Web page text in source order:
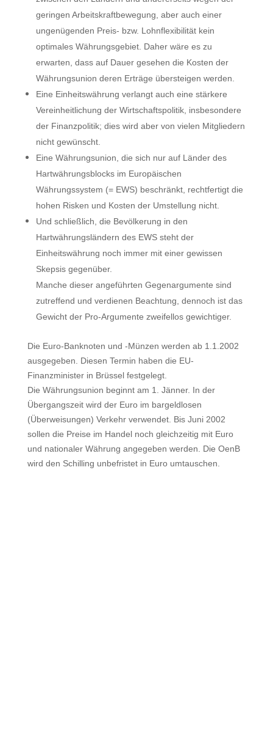
geringen Arbeitskraftbewegung, aber auch einer
ungenügenden Preis- bzw. Lohnflexibilität kein
optimales Währungsgebiet. Daher wäre es zu
erwarten, dass auf Dauer gesehen die Kosten der
Währungsunion deren Erträge übersteigen werden.
Eine Einheitswährung verlangt auch eine stärkere
Vereinheitlichung der Wirtschaftspolitik, insbesondere
der Finanzpolitik; dies wird aber von vielen Mitgliedern
nicht gewünscht.
Eine Währungsunion, die sich nur auf Länder des
Hartwährungsblocks im Europäischen
Währungssystem (= EWS) beschränkt, rechtfertigt die
hohen Risken und Kosten der Umstellung nicht.
Und schließlich, die Bevölkerung in den
Hartwährungsländern des EWS steht der
Einheitswährung noch immer mit einer gewissen
Skepsis gegenüber.
Manche dieser angeführten Gegenargumente sind
zutreffend und verdienen Beachtung, dennoch ist das
Gewicht der Pro-Argumente zweifellos gewichtiger.
Die Euro-Banknoten und -Münzen werden ab 1.1.2002
ausgegeben. Diesen Termin haben die EU-
Finanzminister in Brüssel festgelegt.
Die Währungsunion beginnt am 1. Jänner. In der
Übergangszeit wird der Euro im bargeldlosen
(Überweisungen) Verkehr verwendet. Bis Juni 2002
sollen die Preise im Handel noch gleichzeitig mit Euro
und nationaler Währung angegeben werden. Die OenB
wird den Schilling unbefristet in Euro umtauschen.